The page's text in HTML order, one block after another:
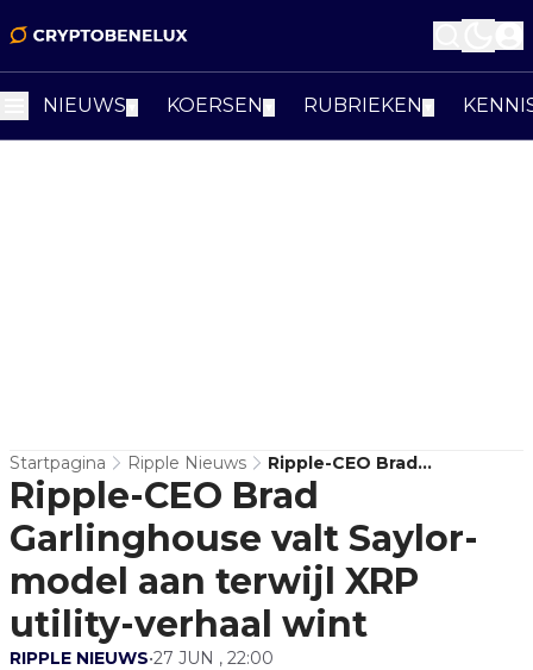
NIEUWS KOERSEN RUBRIEKEN
Startpagina Ripple Nieuws
Ripple-CEO Brad
Garlinghouse Valt Saylor-
Model Aan Terwijl XRP
Utility-Verhaal Wint
Ripple-CEO Brad
Garlinghouse valt Saylor-
model aan terwijl XRP
utility-verhaal wint
RIPPLE NIEUWS•27 JUN , 22:00